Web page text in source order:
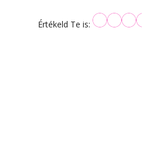
Értékeld Te is: